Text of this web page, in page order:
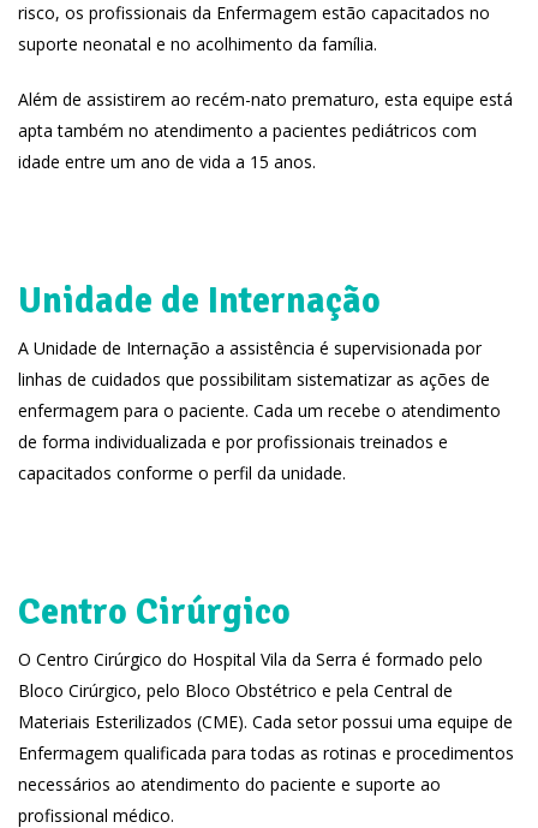
risco, os profissionais da Enfermagem estão capacitados no
suporte neonatal e no acolhimento da família.
Além de assistirem ao recém-nato prematuro, esta equipe está
apta também no atendimento a pacientes pediátricos com
idade entre um ano de vida a 15 anos.
Unidade de Internação
A Unidade de Internação a assistência é supervisionada por
linhas de cuidados que possibilitam sistematizar as ações de
enfermagem para o paciente. Cada um recebe o atendimento
de forma individualizada e por profissionais treinados e
capacitados conforme o perfil da unidade.
Centro Cirúrgico
O Centro Cirúrgico do Hospital Vila da Serra é formado pelo
Bloco Cirúrgico, pelo Bloco Obstétrico e pela Central de
Materiais Esterilizados (CME). Cada setor possui uma equipe de
Enfermagem qualificada para todas as rotinas e procedimentos
necessários ao atendimento do paciente e suporte ao
profissional médico.